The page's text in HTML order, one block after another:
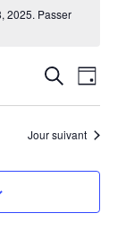
2025. Passer
et
de
vues
Recherche
de
Jour
Jour suivant